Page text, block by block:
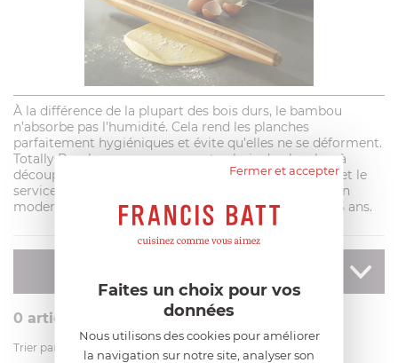
À la différence de la plupart des bois durs, le bambou
n’absorbe pas l’humidité. Cela rend les planches
parfaitement hygiéniques et évite qu’elles ne se déforment.
Totally Bamboo propose un vaste choix de planches à
découper, de billots, d’ustensiles pour la préparation et le
service des plats, des accessoires de cuisine, au design
moderne et élégant. Tous les produits sont garantis 5 ans.
votre recherche
0 article
Trier par
Fermer et accepter
Faites un choix pour vos
données
Nous utilisons des cookies pour améliorer
la navigation sur notre site, analyser son